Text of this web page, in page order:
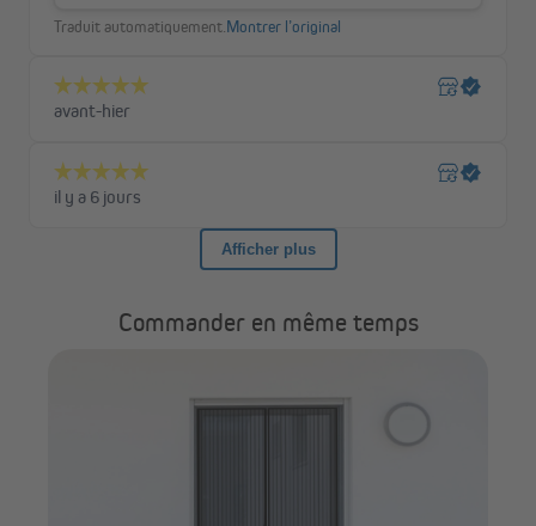
curieux de pénétrer dans votre maison.
Choisissez la couleur qui correspond le mieux à vos
besoins : confort visuel ou intimité renforcée.
Fixation facile à coller
Notre moustiquaire magnétique se fixe très facilement grâce au
ruban adhésif fourni. Vous évitez ainsi les travaux de perçage et
installation rapide et sans effort.
Commander en même temps